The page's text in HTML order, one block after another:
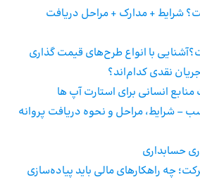
شرایط + مدارک + مراحل دریافت
با انواع طرح‌های قیمت گذاری
نقدی کدام‌اند؟
– شرایط، مراحل و نحوه دریافت پروانه
حسابداری
چه راهکارهای مالی باید پیاده‌سازی